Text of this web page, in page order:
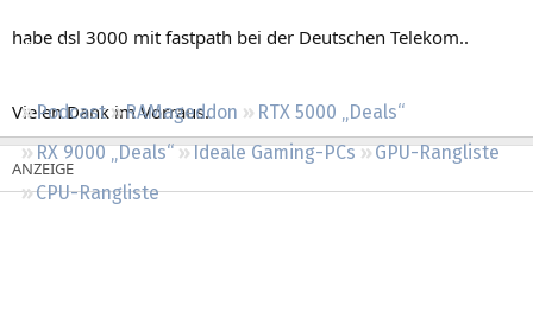
Regeln
Podcast RAMageddon
RTX 5000 „Deals“
RX 9000 „Deals“
Ideale Gaming-PCs
GPU-Rangliste
CPU-Rangliste
habe dsl 3000 mit fastpath bei der Deutschen Telekom..
Vielen Dank im Vorraus.